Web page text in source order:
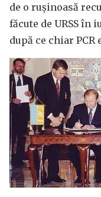
de o ruşinoasă
făcute de URSS în
după ce chiar PCR